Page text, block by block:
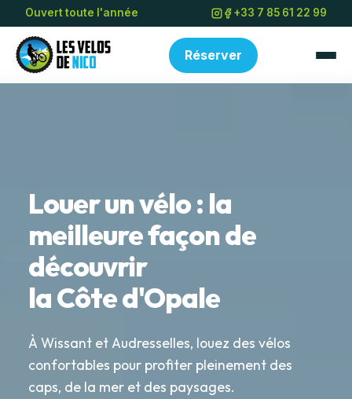
Ouvert toute l'année +33 7 85 61 22 99
Réserver
Louer un vélo : la
meilleure façon de
découvrir
la Côte d'Opale
À Wissant et Audresselles, louez des vélos
confortables pour profiter pleinement des
caps, de la mer et des paysages.